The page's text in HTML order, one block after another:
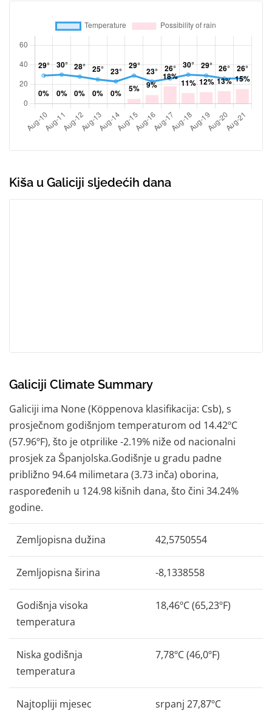
Kiša u Galiciji sljedećih dana
Galiciji Climate Summary
Galiciji ima None (Köppenova klasifikacija: Csb), s
prosječnom godišnjom temperaturom od 14.42ºC
(57.96ºF), što je otprilike -2.19% niže od nacionalni
prosjek za Španjolska.Godišnje u gradu padne
približno 94.64 milimetara (3.73 inča) oborina,
raspoređenih u 124.98 kišnih dana, što čini 34.24%
godine.
Zemljopisna dužina 42,5750554
Zemljopisna širina -8,1338558
Godišnja visoka
temperatura
18,46ºC (65,23ºF)
Niska godišnja
temperatura
7,78ºC (46,0ºF)
Najtopliji mjesec
srpanj 27,87ºC